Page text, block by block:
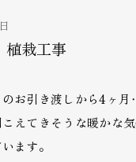
植栽工事
のお引き渡しから4ヶ
えてきそうな暖かな
ます。